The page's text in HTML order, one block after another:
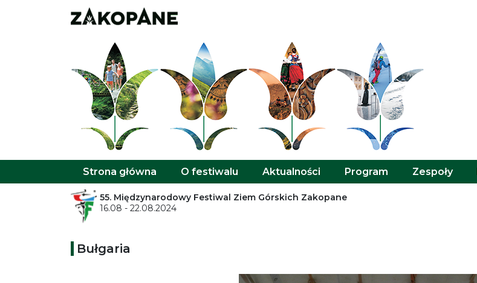
Strona główna O festiwalu Aktualności Program Zespoły
55. Międzynarodowy Festiwal Ziem Górskich Zakopane
16.08 - 22.08.2024
Bułgaria